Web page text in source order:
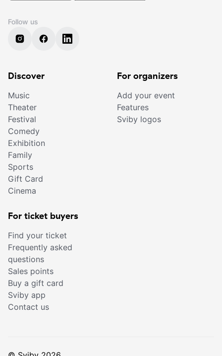
Follow us
Discover
Music
Theater
Festival
Comedy
Exhibition
Family
Sports
Gift Card
Cinema
For organizers
Add your event
Features
Sviby logos
For ticket buyers
Find your ticket
Frequently asked
questions
Sales points
Buy a gift card
Sviby app
Contact us